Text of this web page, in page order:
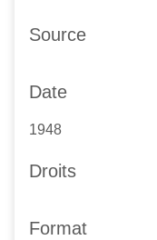
Source
Date
1948
Droits
Format